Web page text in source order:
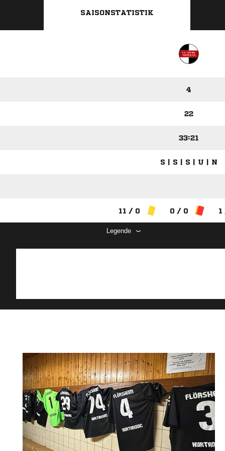
SAISONSTATISTIK
4
22
33:21
S | S | S | U | N
11 / 0 0 / 0 1
Legende